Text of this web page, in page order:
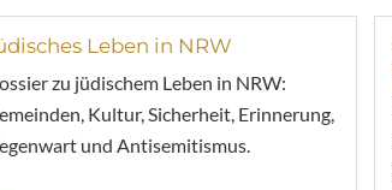
Leben in NRW
zu jüdischem Leben in NRW:
Kultur, Sicherheit, Erinnerung,
und Antisemitismus.